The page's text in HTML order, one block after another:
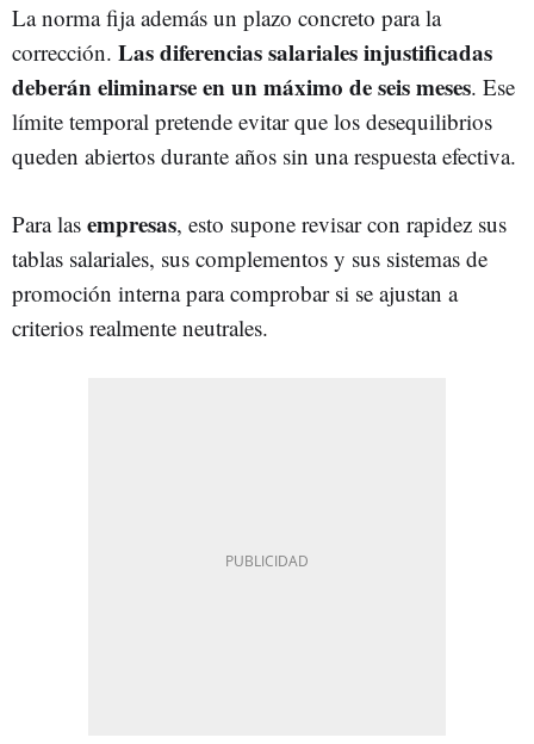
La norma fija además un plazo concreto para la
corrección. Las diferencias salariales injustificadas
deberán eliminarse en un máximo de seis meses. Ese
límite temporal pretende evitar que los desequilibrios
queden abiertos durante años sin una respuesta efectiva.
Para las empresas, esto supone revisar con rapidez sus
tablas salariales, sus complementos y sus sistemas de
promoción interna para comprobar si se ajustan a
criterios realmente neutrales.